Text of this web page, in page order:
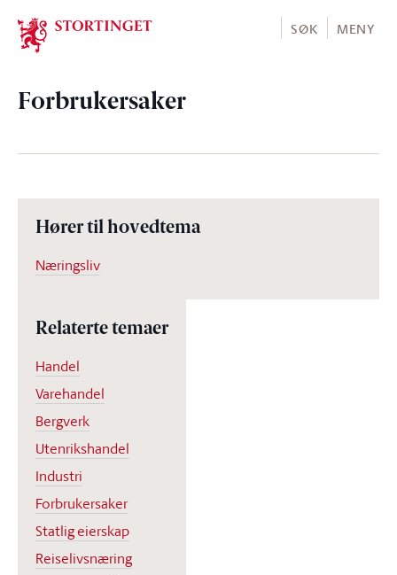
Stortinget.no
SØK MENY
Forbrukersaker
Hører til hovedtema
Næringsliv
Relaterte temaer
Handel
Varehandel
Bergverk
Utenrikshandel
Industri
Forbrukersaker
Statlig eierskap
Reiselivsnæring